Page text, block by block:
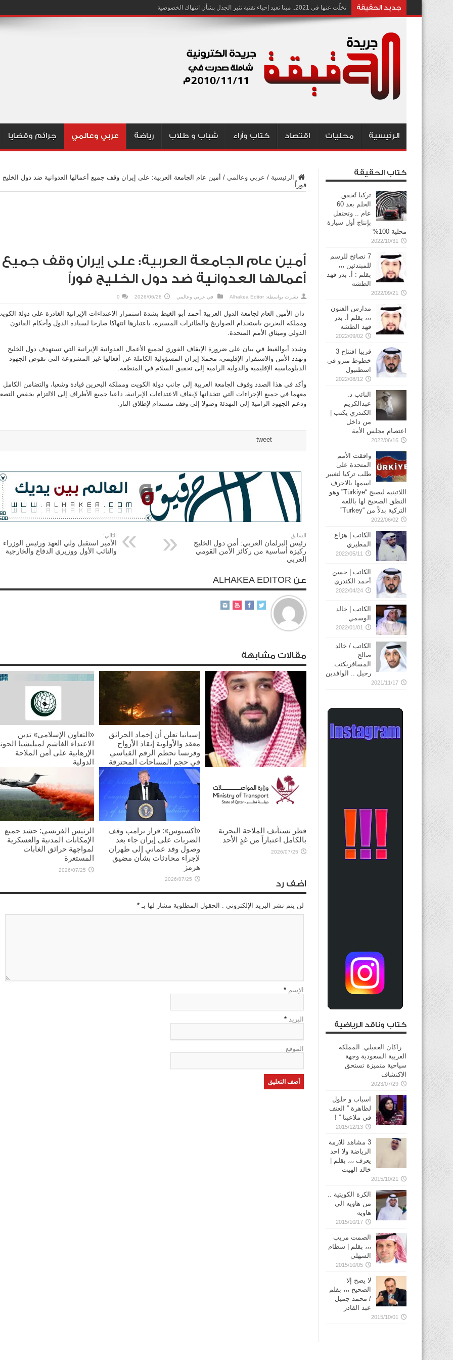
جديد الحقيقة تخلّت عنها في 2021.. ميتا تعيد إحياء تقنية تثير الجدل بشأن انتهاك الخصوصية
الرئيسية محليات اقتصاد كتاب وآراء شباب و طلاب رياضة عربي وعالمي جرائم وقضايا
الرئيسية / عربي وعالمي / أمين عام الجامعة العربية: على إيران وقف جميع أعمالها العدوانية ضد دول الخليج
فوراً
أمين عام الجامعة العربية: على إيران وقف جميع
أعمالها العدوانية ضد دول الخليج فوراً
نشرت بواسطة: Alhakea Editor في عربي وعالمي 2026/06/28
0
دان الأمين العام لجامعة الدول العربية أحمد أبو الغيط بشدة استمرار الاعتداءات الإيرانية الغادرة على دولة
ومملكة البحرين باستخدام الصواريخ والطائرات المسيرة، باعتبارها انتهاكا صارخا لسيادة الدول وأحكام القانون
الدولي وميثاق الأمم المتحدة.
وشدد أبوالغيط في بيان على ضرورة الإيقاف الفوري لجميع الأعمال العدوانية الإيرانية التي تستهدف دول الخليج
وتهدد الأمن والاستقرار الإقليمي، محملا إيران المسؤولية الكاملة عن أفعالها غير المشروعة التي تقوض الجهود
الدبلوماسية الإقليمية والدولية الرامية إلى تحقيق السلام في المنطقة.
وأكد في هذا الصدد وقوف الجامعة العربية إلى جانب دولة الكويت ومملكة البحرين قيادة وشعبا، والتضامن الكامل
معهما في جميع الإجراءات التي تتخذانها لإيقاف الاعتداءات الإيرانية، داعيا جميع الأطراف إلى الالتزام بخفض
ودعم الجهود الرامية إلى التهدئة وصولا إلى وقف مستدام لإطلاق النار.
tweet
السابق:
رئيس البرلمان العربي: أمن دول الخليج
ركيزة أساسية من ركائز الأمن القومي
العربي
التالي:
الأمير استقبل ولي العهد ورئيس الوزراء
والنائب الأول ووزيري الدفاع والخارجية
عن ALHAKEA EDITOR
مقالات مشابهة
ولي العهد السعودي يؤكد
للرئيس الأميركي ضرورة تغليب
الحوار لخفض التصعيد
إسبانيا تعلن أن إخماد الحرائق
معقد والأولوية إنقاذ الأرواح
وفرنسا تحطم الرقم القياسي
في حجم المساحات المحترقة
2026/07/25
«التعاون الإسلامي» تدين
الاعتداء الغاشم لميليشيا
الإرهابية على أمن الملاحة
الدولية
قطر تستأنف الملاحة البحرية
بالكامل اعتباراً من غدٍ الأحد
2026/07/25
«أكسيوس»: قرار ترامب وقف
الضربات على إيران جاء بعد
وصول وفد عماني إلى طهران
لإجراء محادثات بشأن مضيق
هرمز
2026/07/25
الرئيس الفرنسي: حشد جميع
الإمكانات المدنية والعسكرية
لمواجهة حرائق الغابات
المستعرة
2026/07/25
اضف رد
لن يتم نشر البريد الإلكتروني . الحقول المطلوبة مشار لها بـ *
الإسم *
البريد *
الموقع
كتاب الحقيقة
تركيا تُحقق
الحلم بعد 60
عام .. وتحتفل
بإنتاج أول سيارة
محلية 100%
2022/10/31
7 نصائح للرسم
للمبتدئين ،،،
بقلم : أ. بدر فهد
الطشه
2022/09/21
مدارس الفنون
،،، بقلم أ. بدر
فهد الطشه
2022/09/02
قريبا افتتاح 3
خطوط مترو في
2022/08/12
النائب د.
عبدالكريم
الكندري يكتب |
من داخل
اعتصام مجلس الأمة
2022/06/16
وافقت الأمم
المتحدة على
طلب تركيا لتغيير
اسمها بالاحرف
اللاتينية ليصبح “Türkiye” وهو
النطق الصحيح لها باللغة
التركية بدلاً من “Turkey”
2022/06/02
الكاتب | هزاع
المطيري
2022/05/11
الكاتب | حسن
أحمد الكندري
2022/04/24
الكاتب | خالد
الوسمي
2022/01/01
الكاتب / خالد
صالح
المسافريكتب:
رحيل .. الوافدين
2021/11/17
كتاب وناقد الرياضية
راكان الغفيلي: المملكة
العربية السعودية وجهة
سياحية متميزة تستحق
الاكتشاف
2023/07/29
اسباب و حلول
لظاهرة ” العنف
في ملاعبنا ” !
2015/12/13
3 مشاهد للازمة
الرياضة ولا احد
يعرف ،،، بقلم |
خالد الهيت
2015/10/21
الكرة الكويتية ..
من هاويه الى
هاويه
2015/10/17
الصمت مريب
،،، بقلم | سطام
السهلي
2015/10/05
لا يصح إلا
الصحيح ،،، بقلم
/ محمد جميل
عبد القادر
2015/10/01